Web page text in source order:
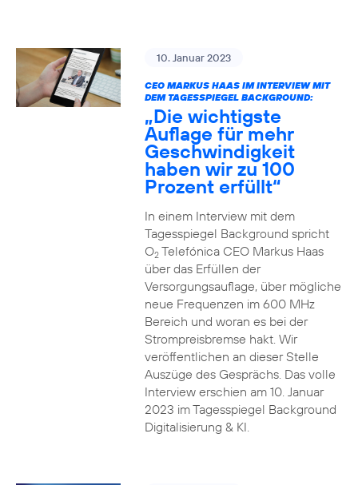
10. Januar 2023
CEO MARKUS HAAS IM INTERVIEW MIT
DEM TAGESSPIEGEL BACKGROUND:
„Die wichtigste
Auflage für mehr
Geschwindigkeit
haben wir zu 100
Prozent erfüllt“
In einem Interview mit dem
Tagesspiegel Background spricht
O2Telefónica CEO Markus Haas
über das Erfüllen der
Versorgungsauflage, über mögliche
neue Frequenzen im 600 MHz
Bereich und woran es bei der
Strompreisbremse hakt. Wir
veröffentlichen an dieser Stelle
Auszüge des Gesprächs. Das volle
Interview erschien am 10. Januar
2023 im Tagesspiegel Background
Digitalisierung & KI.